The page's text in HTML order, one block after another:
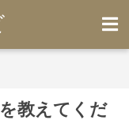
教えてくだ